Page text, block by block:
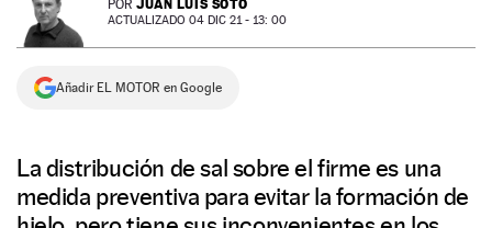
NEWSLETTER
SÍGUENOS
POR JUAN LUIS SOTO
ACTUALIZADO 04 DIC 21 - 13: 00
Añadir EL MOTOR en Google
La distribución de sal sobre el firme es una
medida preventiva para evitar la formación de